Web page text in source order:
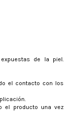
de la piel.
el contacto con los
el producto una vez